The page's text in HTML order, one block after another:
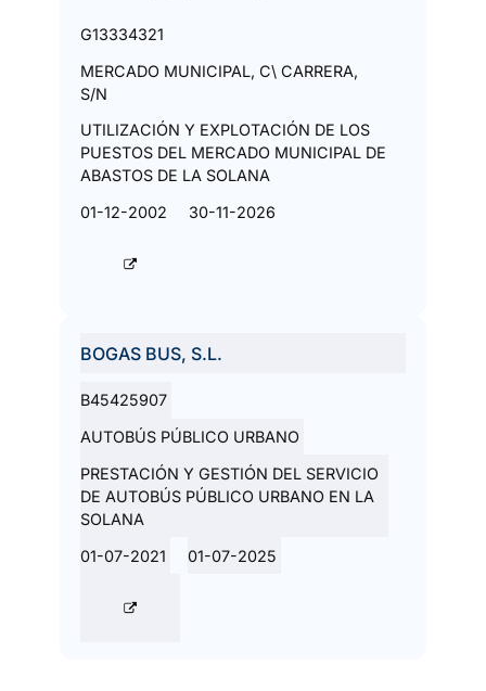
G13334321
MERCADO MUNICIPAL, C\ CARRERA,
S/N
UTILIZACIÓN Y EXPLOTACIÓN DE LOS
PUESTOS DEL MERCADO MUNICIPAL DE
ABASTOS DE LA SOLANA
01-12-2002
30-11-2026
BOGAS BUS, S.L.
B45425907
AUTOBÚS PÚBLICO URBANO
PRESTACIÓN Y GESTIÓN DEL SERVICIO
DE AUTOBÚS PÚBLICO URBANO EN LA
SOLANA
01-07-2021
01-07-2025